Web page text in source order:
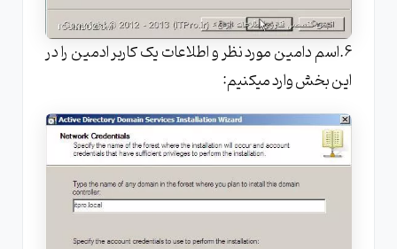
6.اسم دامین مورد نظر و اطلاعات یک کاربر ادمین را در
این بخش وارد میکنیم: